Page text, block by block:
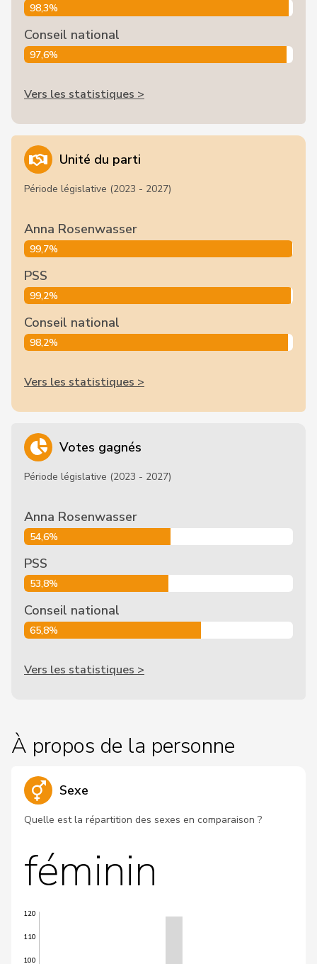
98,3%
Conseil national
97,6%
Vers les statistiques >
Unité du parti
Période législative (2023 - 2027)
Anna Rosenwasser
99,7%
PSS
99,2%
Conseil national
98,2%
Vers les statistiques >
Votes gagnés
Période législative (2023 - 2027)
Anna Rosenwasser
54,6%
PSS
53,8%
Conseil national
65,8%
Vers les statistiques >
À propos de la personne
Sexe
Quelle est la répartition des sexes en comparaison ?
féminin
100
110
120